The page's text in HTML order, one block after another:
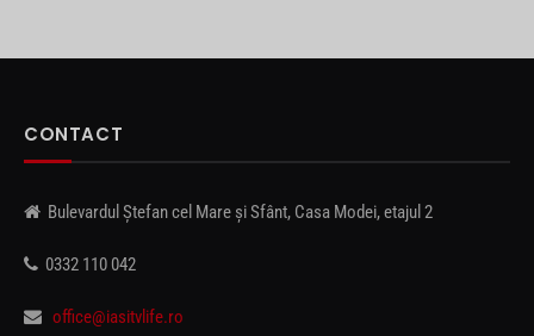
CONTACT
Bulevardul Ștefan cel Mare și Sfânt, Casa Modei, etajul 2
0332 110 042
office@iasitvlife.ro